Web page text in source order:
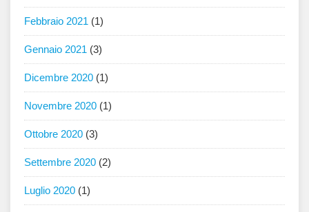
Febbraio 2021 (1)
Gennaio 2021 (3)
Dicembre 2020 (1)
Novembre 2020 (1)
Ottobre 2020 (3)
Settembre 2020 (2)
Luglio 2020 (1)